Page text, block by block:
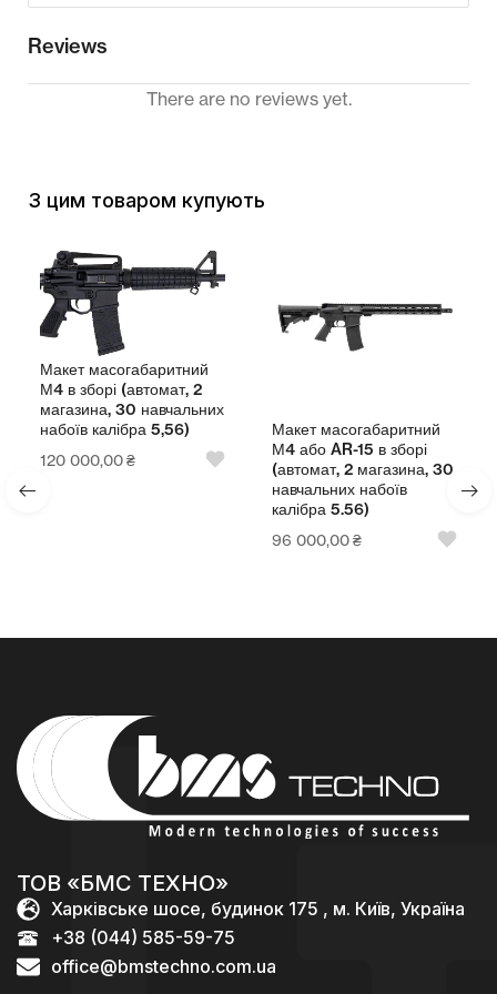
Reviews
There are no reviews yet.
З цим товаром купують
Макет масогабаритний
М4 в зборі (автомат, 2
магазина, 30 навчальних
набоїв калібра 5,56)
120 000,00₴
Макет масогабаритний
М4 або AR-15 в зборі
(автомат, 2 магазина, 30
навчальних набоїв
калібра 5.56)
96 000,00₴
ТОВ «БМС ТЕХНО»
Харківське шосе, будинок 175 , м. Київ, Україна
+38 (044) 585-59-75
office@bmstechno.com.ua